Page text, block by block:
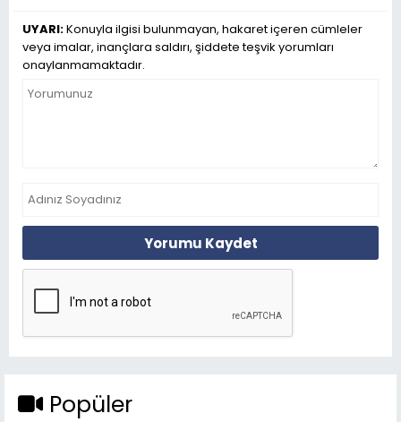
UYARI:Konuyla ilgisi bulunmayan, hakaret içeren cümleler
veya imalar, inançlara saldırı, şiddete teşvik yorumları
onaylanmamaktadır.
Yorumu Kaydet
Popüler